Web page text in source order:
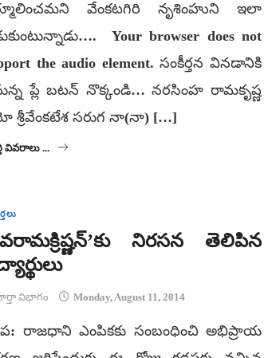
వేంకటగిరి నృశింహుని ఇలా
Your browser does not
the audio element. సంకీర్తన వినడానికి
ప్లే బటన్ నొక్కండి… నరసింహ రామకృష్ణ
శ్రీవేంకటేశ సరుగ నా(నా) […]
వివరాలు ...
నిరసన తెలిపిన
విభాగం Monday, August 11, 2014
రాజధాని ఎంపికకు సంబంధించి అభిప్రాయ